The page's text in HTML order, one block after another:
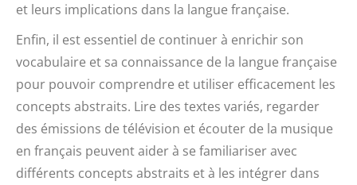
et leurs implications dans la langue française.
Enfin, il est essentiel de continuer à enrichir son
vocabulaire et sa connaissance de la langue française
pour pouvoir comprendre et utiliser efficacement les
concepts abstraits. Lire des textes variés, regarder
des émissions de télévision et écouter de la musique
en français peuvent aider à se familiariser avec
différents concepts abstraits et à les intégrer dans